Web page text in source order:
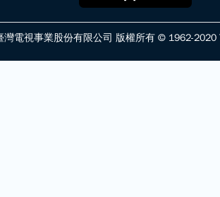
灣電視事業股份有限公司 版權所有 © 1962-2020